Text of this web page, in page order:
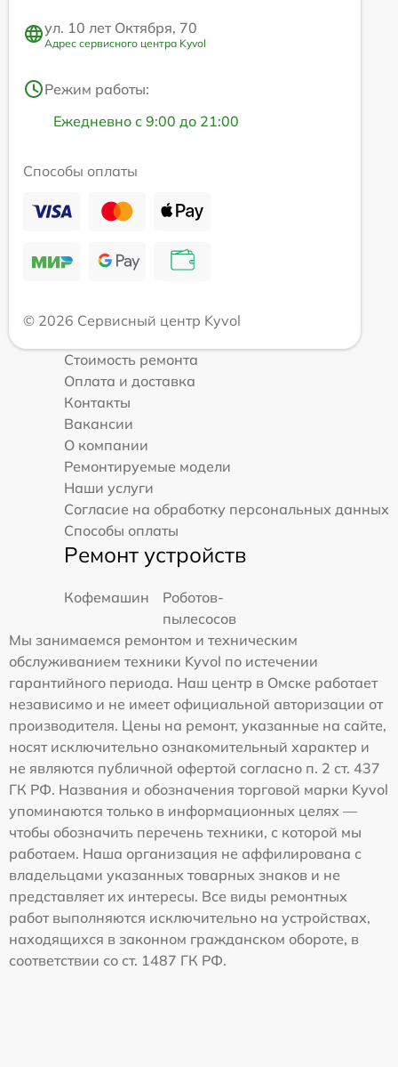
ул. 10 лет Октября, 70
Адрес сервисного центра Kyvol
Режим работы:
Ежедневно с 9:00 до 21:00
Способы оплаты
© 2026 Сервисный центр Kyvol
Стоимость ремонта
Оплата и доставка
Контакты
Вакансии
О компании
Ремонтируемые модели
Наши услуги
Согласие на обработку персональных данных
Способы оплаты
Ремонт устройств
Кофемашин
Роботов-
пылесосов
Мы занимаемся ремонтом и техническим
обслуживанием техники Kyvol по истечении
гарантийного периода. Наш центр в Омске работает
независимо и не имеет официальной авторизации от
производителя. Цены на ремонт, указанные на сайте,
носят исключительно ознакомительный характер и
не являются публичной офертой согласно п. 2 ст. 437
ГК РФ. Названия и обозначения торговой марки Kyvol
упоминаются только в информационных целях —
чтобы обозначить перечень техники, с которой мы
работаем. Наша организация не аффилирована с
владельцами указанных товарных знаков и не
представляет их интересы. Все виды ремонтных
работ выполняются исключительно на устройствах,
находящихся в законном гражданском обороте, в
соответствии со ст. 1487 ГК РФ.